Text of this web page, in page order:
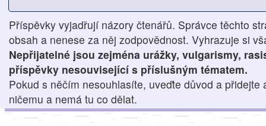
Příspěvky vyjadřují názory čtenářů. Správce těchto
obsah a nenese za něj zodpovědnost. Vyhrazuje si
Nepřijatelné jsou zejména urážky, vulgarismy,
příspěvky nesouvisející s příslušným tématem.
Pokud s něčím nesouhlasíte, uveďte důvod a přidejte
ničemu a nemá tu co dělat.